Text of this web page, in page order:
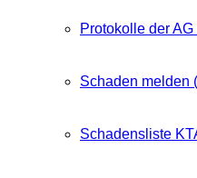
Protokolle der AG
Schaden melden
Schadensliste